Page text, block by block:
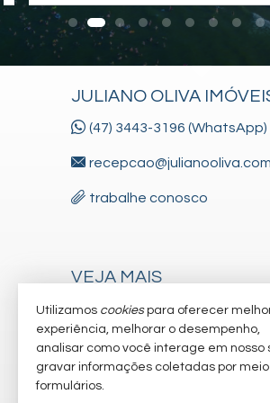
Portão Eletrônico
Playground
Quiosque Externo
Piscina Infantil
Pet Place
Mini Mercado
Lavanderia Coletiva
Hall Decorado e Mobiliado
Endereço:
ver mapa abaixo
JULIANO OLIVA
(47) 3443-3196 (WhatsApp)
recepcao@julianooliva.com
trabalhe conosco
VEJA MAIS
receba nosso newsletter
cadastre seu imóvel
imóveis favoritos
Utilizamos cookiespara oferecer
experiência, melhorar o desempenho,
analisar como você interage em nosso
gravar informações coletadas por
formulários.